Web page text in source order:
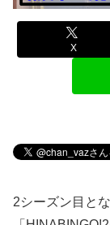
X
2シーズン目と